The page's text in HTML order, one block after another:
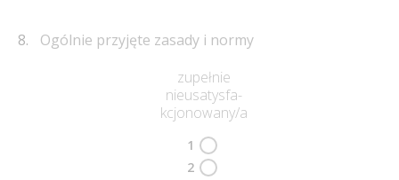
Ogólnie przyjęte zasady i normy
zupełnie
nieusatysfa-
kcjonowany/a
1
2